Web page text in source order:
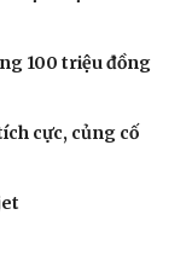
100 triệu đồng
cực, củng cố